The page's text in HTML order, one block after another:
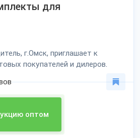
для
г.Омск, приглашает к
покупателей и дилеров.
оптом